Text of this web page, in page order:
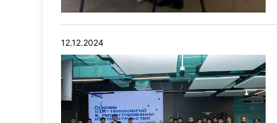
12.12.2024